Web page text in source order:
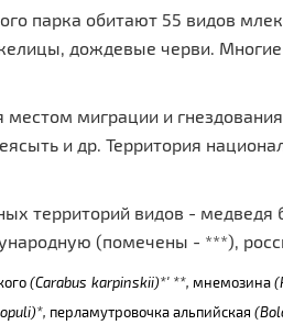
парка обитают 55 видов
дождевые черви.
местом миграции и
и др. Территория
территорий видов - медведя
(помечены - ***),
(Carabus karpinskii)*' **, мнемозина(
)*, перламутровочка альпийская (